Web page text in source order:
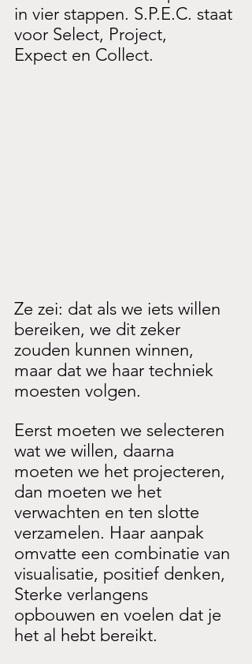
in vier stappen. S.P.E.C. staat
voor Select, Project,
Expect en Collect.
Ze zei: dat als we iets willen
bereiken, we dit zeker
zouden kunnen winnen,
maar dat we haar techniek
moesten volgen.
Eerst moeten we selecteren
wat we willen, daarna
moeten we het projecteren,
dan moeten we het
verwachten en ten slotte
verzamelen. Haar aanpak
omvatte een combinatie van
visualisatie, positief denken,
Sterke verlangens
opbouwen en voelen dat je
het al hebt bereikt.